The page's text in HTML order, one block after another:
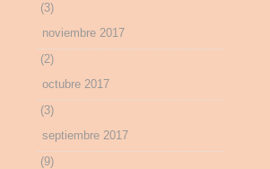
(3)
noviembre 2017
(2)
octubre 2017
(3)
septiembre 2017
(9)